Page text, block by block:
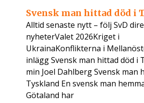
Svensk man hittad död i
Alltid senaste nytt – följ SvD
nyheterValet 2026Kriget i
UkrainaKonflikterna i
inlägg Svensk man hittad död i
min Joel Dahlberg Svensk man
Tyskland En svensk man
Götaland har